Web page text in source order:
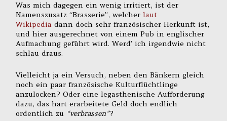
Was mich dagegen ein wenig irritiert, ist der
Namenszusatz “Brasserie”, welcherlaut
Wikipediadann doch sehr französischer Herkunft ist,
und hier ausgerechnet von einem Pub in englischer
Aufmachung geführt wird. Werd’ ich irgendwie nicht
schlau draus.
Vielleicht ja ein Versuch, neben den Bänkern gleich
noch ein paar französische Kulturflüchtlinge
anzulocken? Oder eine legasthenische Aufforderung
dazu, das hart erarbeitete Geld doch endlich
ordentlich zu “verbrassen”?